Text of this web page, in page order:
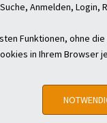
Anmelden,
Funktionen, ohne
in Ihrem Browser